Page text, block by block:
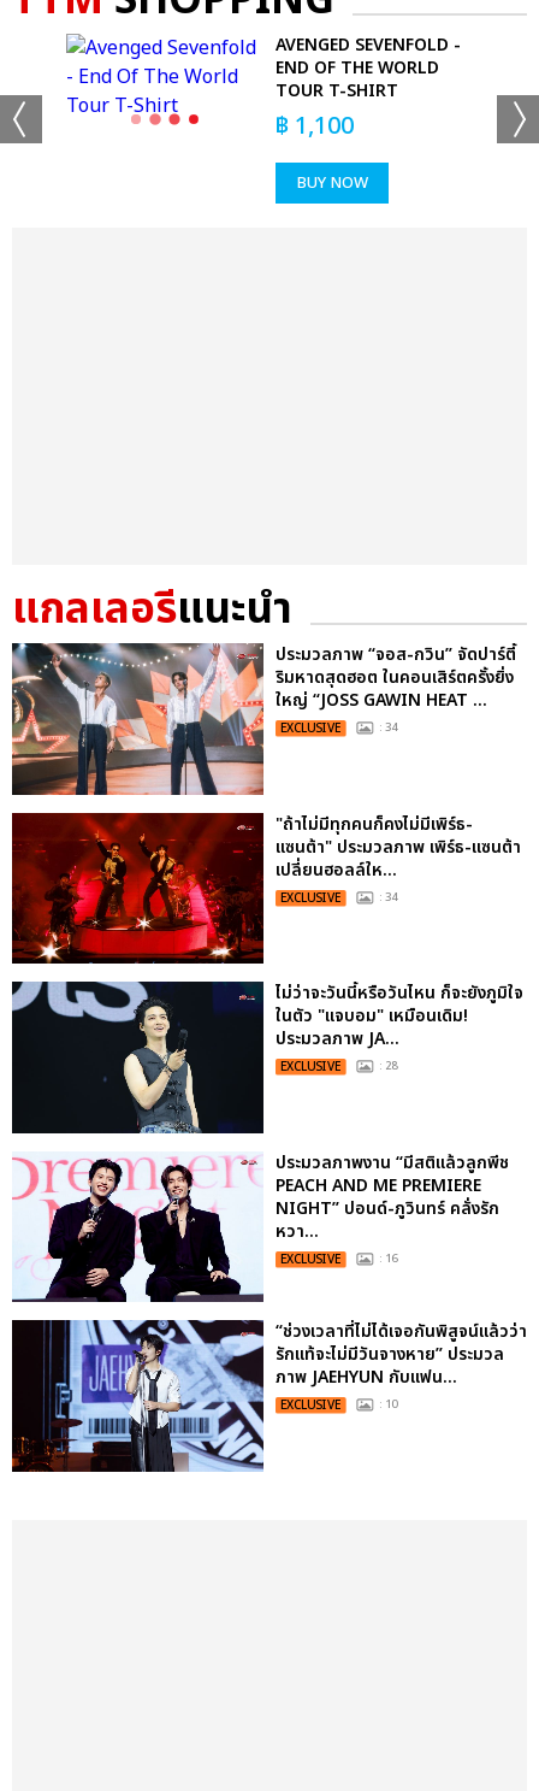
AVENGED SEVENFOLD -
END OF THE WORLD
TOUR T-SHIRT
฿ 1,100
BUY NOW
แกลเลอรีแนะนำ
ประมวลภาพ “จอส-กวิน” จัดปาร์ตี้
ริมหาดสุดฮอต ในคอนเสิร์ตครั้งยิ่ง
ใหญ่ “JOSS GAWIN HEAT ...
EXCLUSIVE : 34
"ถ้าไม่มีทุกคนก็คงไม่มีเพิร์ธ-
แซนต้า" ประมวลภาพ เพิร์ธ-แซนต้า
เปลี่ยนฮอลล์ให...
EXCLUSIVE : 34
ไม่ว่าจะวันนี้หรือวันไหน ก็จะยังภูมิใจ
ในตัว "แจบอม" เหมือนเดิม!
ประมวลภาพ JA...
EXCLUSIVE : 28
ประมวลภาพงาน “มีสติแล้วลูกพีช
PEACH AND ME PREMIERE
NIGHT” ปอนด์-ภูวินทร์ คลั่งรัก
หวา...
EXCLUSIVE : 16
“ช่วงเวลาที่ไม่ได้เจอกันพิสูจน์แล้วว่า
รักแท้จะไม่มีวันจางหาย” ประมวล
ภาพ JAEHYUN กับแฟน...
EXCLUSIVE : 10